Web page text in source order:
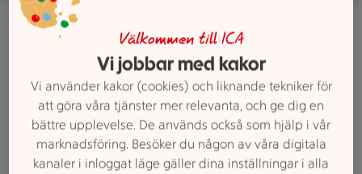
En person häller pulver i en glasburk med grönsaker, ägg
Välkommen till ICA
Vi jobbar med kakor
Vi använder kakor (cookies) och liknande tekniker för
att göra våra tjänster mer relevanta, och ge dig en
bättre upplevelse. De används också som hjälp i vår
marknadsföring. Besöker du någon av våra digitala
kanaler i inloggat läge gäller dina inställningar i alla